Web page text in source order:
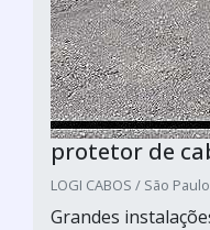
protetor de
LOGI CABOS / São
Grandes